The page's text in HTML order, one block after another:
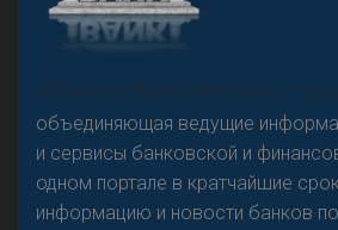
Резкого разворота на рынке
предвидится -
«Н
овости Банков России» –
объединяющая ведущие
и сервисы банковской и
одном портале в кратчайшие
информацию и новости банков